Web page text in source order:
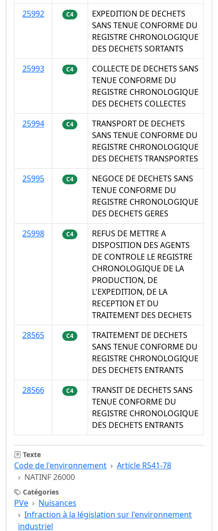
25992
C4
EXPEDITION DE DECHETS
SANS TENUE CONFORME DU
REGISTRE CHRONOLOGIQUE
DES DECHETS SORTANTS
25993
C4
COLLECTE DE DECHETS SANS
TENUE CONFORME DU
REGISTRE CHRONOLOGIQUE
DES DECHETS COLLECTES
25994
C4
TRANSPORT DE DECHETS
SANS TENUE CONFORME DU
REGISTRE CHRONOLOGIQUE
DES DECHETS TRANSPORTES
25995
C4
NEGOCE DE DECHETS SANS
TENUE CONFORME DU
REGISTRE CHRONOLOGIQUE
DES DECHETS GERES
25998
C4
REFUS DE METTRE A
DISPOSITION DES AGENTS
DE CONTROLE LE REGISTRE
CHRONOLOGIQUE DE LA
PRODUCTION, DE
L'EXPEDITION, DE LA
RECEPTION ET DU
TRAITEMENT DES DECHETS
28565
C4
TRAITEMENT DE DECHETS
SANS TENUE CONFORME DU
REGISTRE CHRONOLOGIQUE
DES DECHETS ENTRANTS
28566
C4
TRANSIT DE DECHETS SANS
TENUE CONFORME DU
REGISTRE CHRONOLOGIQUE
DES DECHETS ENTRANTS
Texte
Code de l'environnement
Article R541-78
NATINF 26000
Catégories
PVe
Nuisances
Infraction à la législation sur l'environnement
industriel